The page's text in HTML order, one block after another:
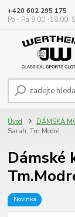
+420 602 295 175
Po - Pá 9:00 -18:00,
Úvod DÁMSKÁ
Sarah, Tm.Modré
Dámské
Novinka